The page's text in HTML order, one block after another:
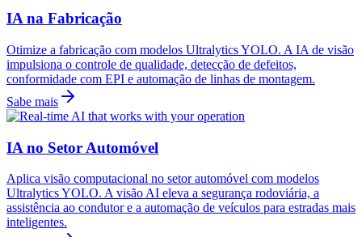
IA na Fabricação
Otimize a fabricação com modelos Ultralytics YOLO. A IA de visão
impulsiona o controle de qualidade, detecção de defeitos,
conformidade com EPI e automação de linhas de montagem.
Sabe mais
IA no Setor Automóvel
Aplica visão computacional no setor automóvel com modelos
Ultralytics YOLO. A visão AI eleva a segurança rodoviária, a
assistência ao condutor e a automação de veículos para estradas mais
inteligentes.